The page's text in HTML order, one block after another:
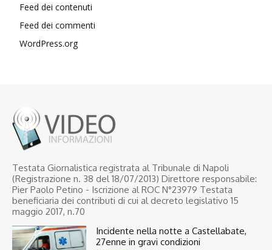
Feed dei contenuti
Feed dei commenti
WordPress.org
Testata Giornalistica registrata al Tribunale di Napoli
(Registrazione n. 38 del 18/07/2013) Direttore responsabile:
Pier Paolo Petino - Iscrizione al ROC N°23979 Testata
beneficiaria dei contributi di cui al decreto legislativo 15
maggio 2017, n.70
Incidente nella notte a Castellabate,
27enne in gravi condizioni